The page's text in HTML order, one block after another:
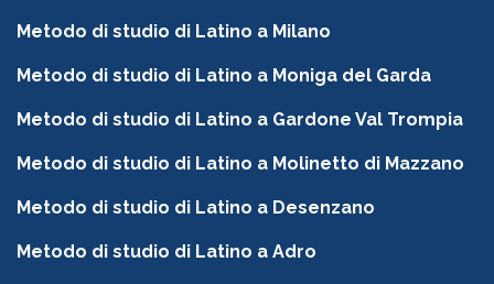
Metodo di studio di Latino a Milano
Metodo di studio di Latino a Moniga del Garda
Metodo di studio di Latino a Gardone Val Trompia
Metodo di studio di Latino a Molinetto di Mazzano
Metodo di studio di Latino a Desenzano
Metodo di studio di Latino a Adro